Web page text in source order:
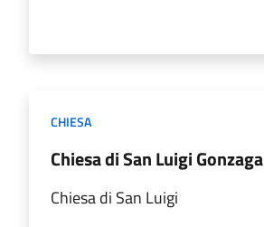
CHIESA
Chiesa di San Luigi Gonzaga
Chiesa di San Luigi